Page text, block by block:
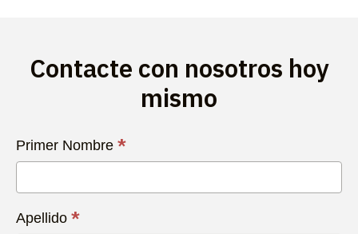
Contacte con nosotros hoy
mismo
Contacta
con
Hoy
Primer Nombre *
Apellido *